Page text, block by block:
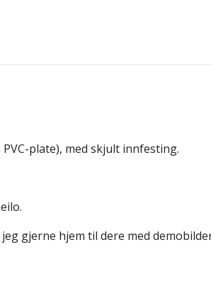
plate), med skjult innfesting.
gjerne hjem til dere med